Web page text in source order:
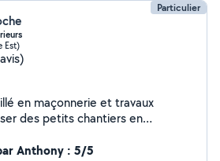
Particulier
Est)
des petits chantiers en
louer du petit matériel et faire
Anthony : 5/5